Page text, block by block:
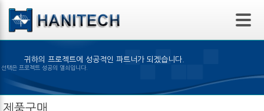
본문 바로가기
귀하의 프로젝트에 성공적인 파트너가 되겠습니다.
제품의 선택은 프로젝트 성공의 열쇠입니다.
제품구매